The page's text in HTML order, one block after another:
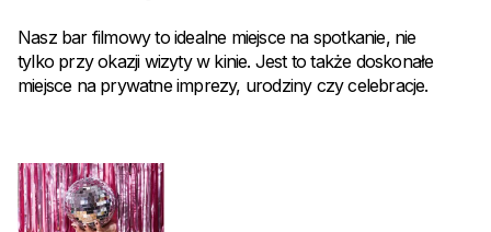
Nasz bar filmowy to idealne miejsce na spotkanie, nie
tylko przy okazji wizyty w kinie. Jest to także doskonałe
miejsce na prywatne imprezy, urodziny czy celebracje.